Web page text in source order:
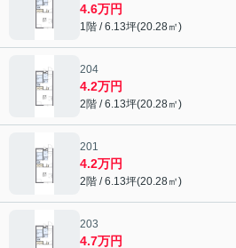
4.6万円
1階 / 6.13坪(20.28㎡)
204
4.2万円
2階 / 6.13坪(20.28㎡)
201
4.2万円
2階 / 6.13坪(20.28㎡)
203
4.7万円